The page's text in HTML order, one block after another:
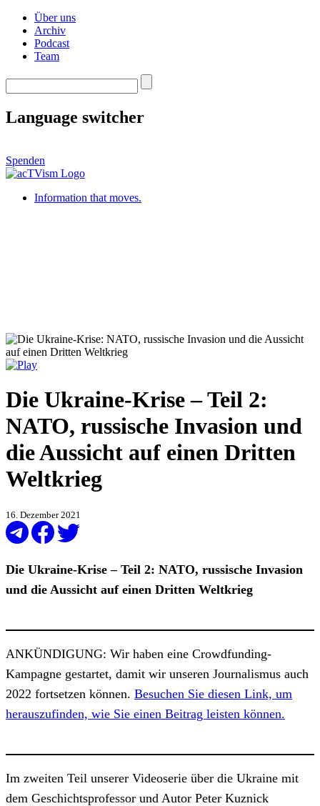
Über uns
Archiv
Podcast
Team
Language switcher
Spenden
Information that moves.
Die Ukraine-Krise – Teil 2:
NATO, russische Invasion und
die Aussicht auf einen Dritten
Weltkrieg
16. Dezember 2021
Die Ukraine-Krise – Teil 2: NATO, russische Invasion
und die Aussicht auf einen Dritten Weltkrieg
ANKÜNDIGUNG: Wir haben eine Crowdfunding-
Kampagne gestartet, damit wir unseren Journalismus auch
2022 fortsetzen können. Besuchen Sie diesen Link, um
herauszufinden, wie Sie einen Beitrag leisten können.
Im zweiten Teil unserer Videoserie über die Ukraine mit
dem Geschichtsprofessor und Autor Peter Kuznick